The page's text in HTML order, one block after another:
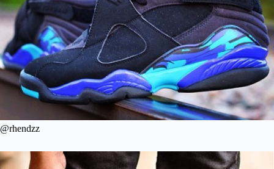
@rhendzz